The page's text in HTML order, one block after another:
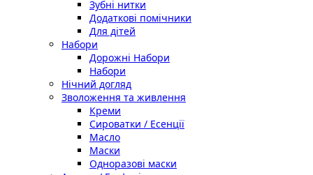
Зубні нитки
Додаткові помічники
Для дітей
Набори
Дорожні Набори
Набори
Нічний догляд
Зволоження та живлення
Креми
Сироватки / Есенції
Масло
Маски
Одноразові маски